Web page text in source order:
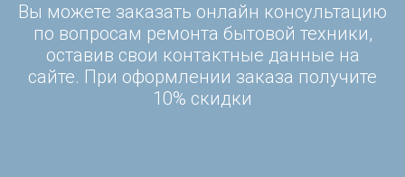
Вы можете заказать онлайн консультацию
по вопросам ремонта бытовой техники,
оставив свои контактные данные на
сайте. При оформлении заказа получите
10% скидки